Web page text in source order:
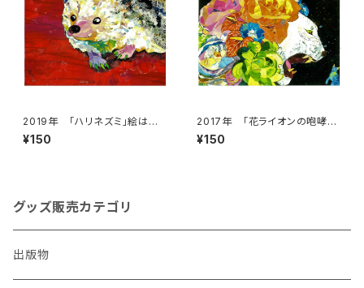
2019年 「ハリネズミ」絵はが
き
¥150
2017年 「花ライオンの咆哮」
絵はがき
¥150
グッズ販売カテゴリ
出版物